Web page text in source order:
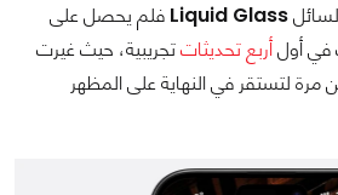
Liquid Glass فلم يحصل على
في أولأربع تحديثاتتجريبية، حيث غيرت
مرة لتستقر في النهاية على المظهر